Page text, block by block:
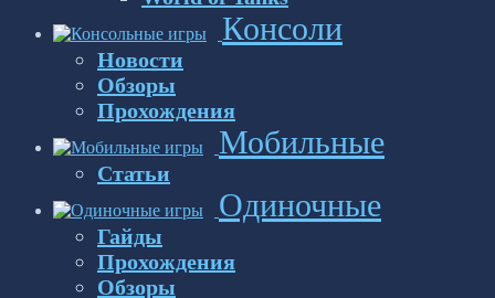
Консоли
Новости
Обзоры
Прохождения
Мобильные
Статьи
Одиночные
Гайды
Прохождения
Обзоры